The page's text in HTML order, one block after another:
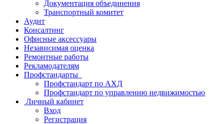
Документация объединения
Транспортный комитет
Аудит
Консалтинг
Офисные аксессуары
Независимая оценка
Ремонтные работы
Рекламодателям
Профстандарты
Профстандарт по АХД
Профстандарт по управлению недвижимостью
Личный кабинет
Вход
Регистрация